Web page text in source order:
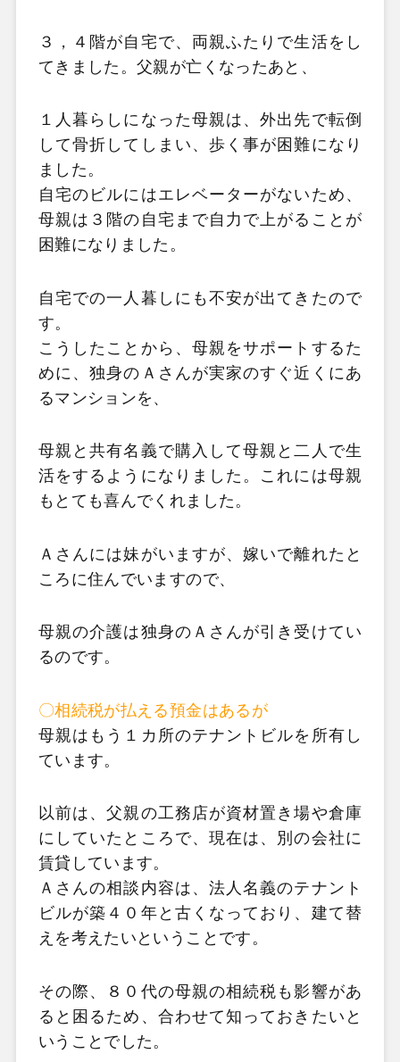
３，４階が自宅で、両親ふたりで生活をし
てきました。父親が亡くなったあと、
１人暮らしになった母親は、外出先で転倒
して骨折してしまい、歩く事が困難になり
ました。
自宅のビルにはエレベーターがないため、
母親は３階の自宅まで自力で上がることが
困難になりました。
自宅での一人暮しにも不安が出てきたので
す。
こうしたことから、母親をサポートするた
めに、独身のＡさんが実家のすぐ近くにあ
るマンションを、
母親と共有名義で購入して母親と二人で生
活をするようになりました。これには母親
もとても喜んでくれました。
Ａさんには妹がいますが、嫁いで離れたと
ころに住んでいますので、
母親の介護は独身のＡさんが引き受けてい
るのです。
〇相続税が払える預金はあるが
母親はもう１カ所のテナントビルを所有し
ています。
以前は、父親の工務店が資材置き場や倉庫
にしていたところで、現在は、別の会社に
賃貸しています。
Ａさんの相談内容は、法人名義のテナント
ビルが築４０年と古くなっており、建て替
えを考えたいということです。
その際、８０代の母親の相続税も影響があ
ると困るため、合わせて知っておきたいと
いうことでした。